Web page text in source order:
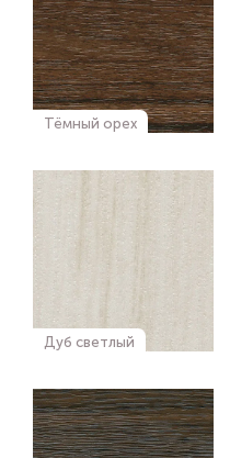
Тёмный орех
Дуб светлый